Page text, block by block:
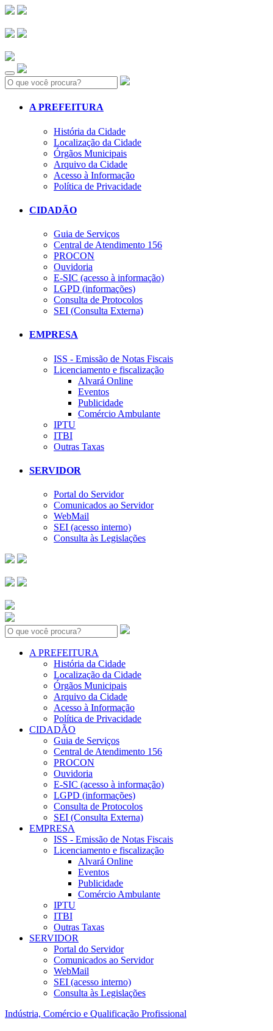
Search:
A PREFEITURA
História da Cidade
Localização da Cidade
Órgãos Municipais
Arquivo da Cidade
Acesso à Informação
Política de Privacidade
CIDADÃO
Guia de Serviços
Central de Atendimento 156
PROCON
Ouvidoria
E-SIC (acesso à informação)
LGPD (informações)
Consulta de Protocolos
SEI (Consulta Externa)
EMPRESA
ISS - Emissão de Notas Fiscais
Licenciamento e fiscalização
Alvará Online
Eventos
Publicidade
Comércio Ambulante
IPTU
ITBI
Outras Taxas
SERVIDOR
Portal do Servidor
Comunicados ao Servidor
WebMail
SEI (acesso interno)
Consulta às Legislações
Search:
A PREFEITURA
História da Cidade
Localização da Cidade
Órgãos Municipais
Arquivo da Cidade
Acesso à Informação
Política de Privacidade
CIDADÃO
Guia de Serviços
Central de Atendimento 156
PROCON
Ouvidoria
E-SIC (acesso à informação)
LGPD (informações)
Consulta de Protocolos
SEI (Consulta Externa)
EMPRESA
ISS - Emissão de Notas Fiscais
Licenciamento e fiscalização
Alvará Online
Eventos
Publicidade
Comércio Ambulante
IPTU
ITBI
Outras Taxas
SERVIDOR
Portal do Servidor
Comunicados ao Servidor
WebMail
SEI (acesso interno)
Consulta às Legislações
Indústria, Comércio e Qualificação Profissional